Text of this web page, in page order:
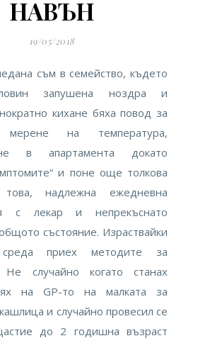
НАВЪН
19/05/2018
съм в семейство, където
запушена ноздра и
кихане бяха повод за
мерене на температура,
в апартамента докато
и поне още толкова
надлежна ежедневна
с лекар и непрекъснато
състояние. Израствайки
приех методите за
Не случайно когато станах
на GP-то на малката за
и случайно провесил се
до 2 годишна възраст